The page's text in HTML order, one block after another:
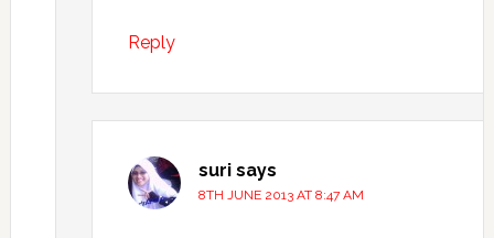
Reply
suri says
8TH JUNE 2013 AT 8:47 AM